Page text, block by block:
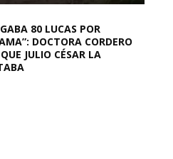
80 LUCAS POR
DOCTORA CORDERO
JULIO CÉSAR LA